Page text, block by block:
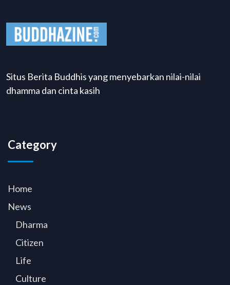
Situs Berita Buddhis yang menyebarkan nilai-nilai
dhamma dan cinta kasih
Category
Home
News
Dharma
Citizen
Life
Culture